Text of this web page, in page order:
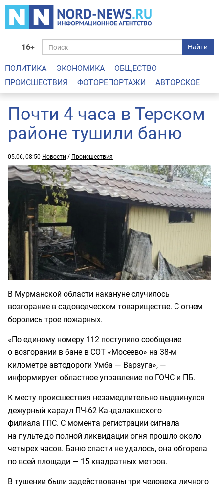
16+ Найти
ПОЛИТИКА ЭКОНОМИКА
ОБЩЕСТВО
ПРОИСШЕСТВИЯ
ФОТОРЕПОРТАЖИ АВТОРСКОЕ
Почти 4 часа в Терском
районе тушили баню
05.06, 08:50 Новости / Происшествия
В Мурманской области накануне случилось
возгорание в садоводческом товариществе. С огнем
боролись трое пожарных.
«По единому номеру 112 поступило сообщение
о возгорании в бане в СОТ «Мосеево» на 38-м
километре автодороги Умба — Варзуга», —
информирует областное управление по ГОЧС и ПБ.
К месту происшествия незамедлительно выдвинулся
дежурный караул ПЧ-62 Кандалакшского
филиала ГПС. С момента регистрации сигнала
на пульте до полной ликвидации огня прошло около
четырех часов. Баню спасти не удалось, она обгорела
по всей площади — 15 квадратных метров.
В тушении были задействованы три человека личного